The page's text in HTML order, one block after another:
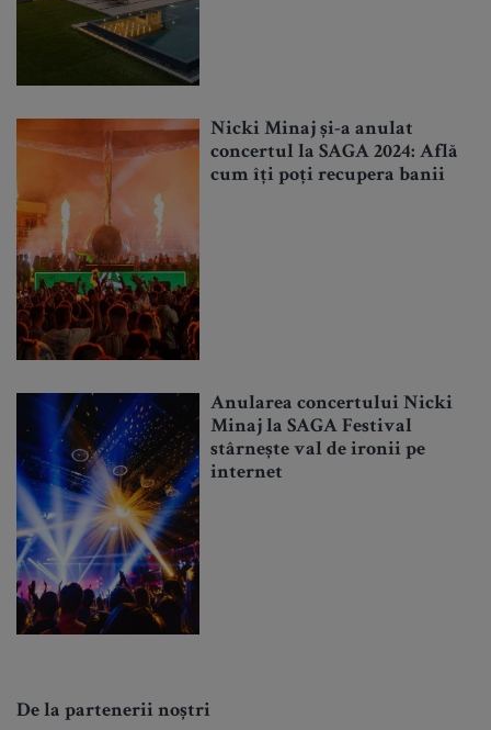
Nicki Minaj și-a anulat
concertul la SAGA 2024: Află
cum îți poți recupera banii
Anularea concertului Nicki
Minaj la SAGA Festival
stârnește val de ironii pe
internet
De la partenerii noștri